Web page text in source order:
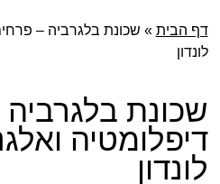
תפריט ראשי
דילוג
לתוכן
דף הבית » שכונת בלגרביה –
לונדון
שכונת
דיפלומטיה
לונדון